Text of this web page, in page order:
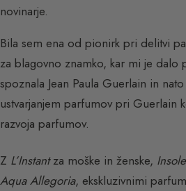
novinarje.
Bila sem ena od pionirk pri delitvi
za blagovno znamko, kar mi je dalo
spoznala Jean Paula Guerlain in
ustvarjanjem parfumov pri Guerlain
razvoja parfumov.
Z L’Instantza moške in ženske,
Aqua Allegoria, ekskluzivnimi